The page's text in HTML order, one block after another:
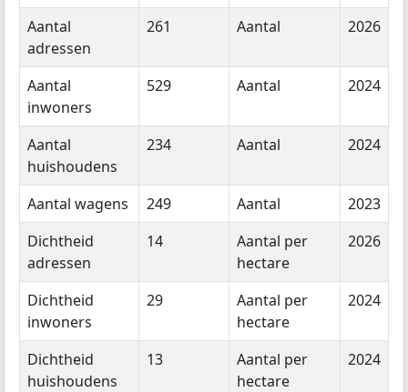
Aantal
adressen
261 Aantal 2026
Aantal
inwoners
529 Aantal 2024
Aantal
huishoudens
234 Aantal 2024
Aantal wagens 249 Aantal
2023
Dichtheid
adressen
14
Aantal per
hectare
2026
Dichtheid
inwoners
29
Aantal per
hectare
2024
Dichtheid
huishoudens
13
Aantal per
hectare
2024